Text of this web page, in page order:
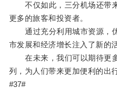
不仅如此，三分机场还带
更多的旅客和投资者。
通过充分利用城市资源，
市发展和经济增长注入了新的
在未来，我们可以期待更
列，为人们带来更加便利的出
#37#